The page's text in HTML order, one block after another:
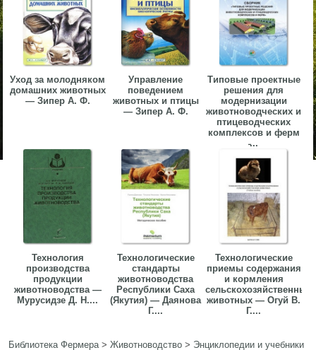
Уход за молодняком
домашних животных
— Зипер А. Ф.
Управление
поведением
животных и птицы
— Зипер А. Ф.
Типовые проектные
решения для
модернизации
животноводческих и
птицеводческих
комплексов и ферм
̵...
Технология
производства
продукции
животноводства —
Мурусидзе Д. Н....
Технологические
стандарты
животноводства
Республики Саха
(Якутия) — Даянова
Г....
Технологические
приемы содержания
и кормления
сельскохозяйственных
животных — Огуй В.
Г....
Библиотека Фермера>Животноводство > Энциклопедии и учебники